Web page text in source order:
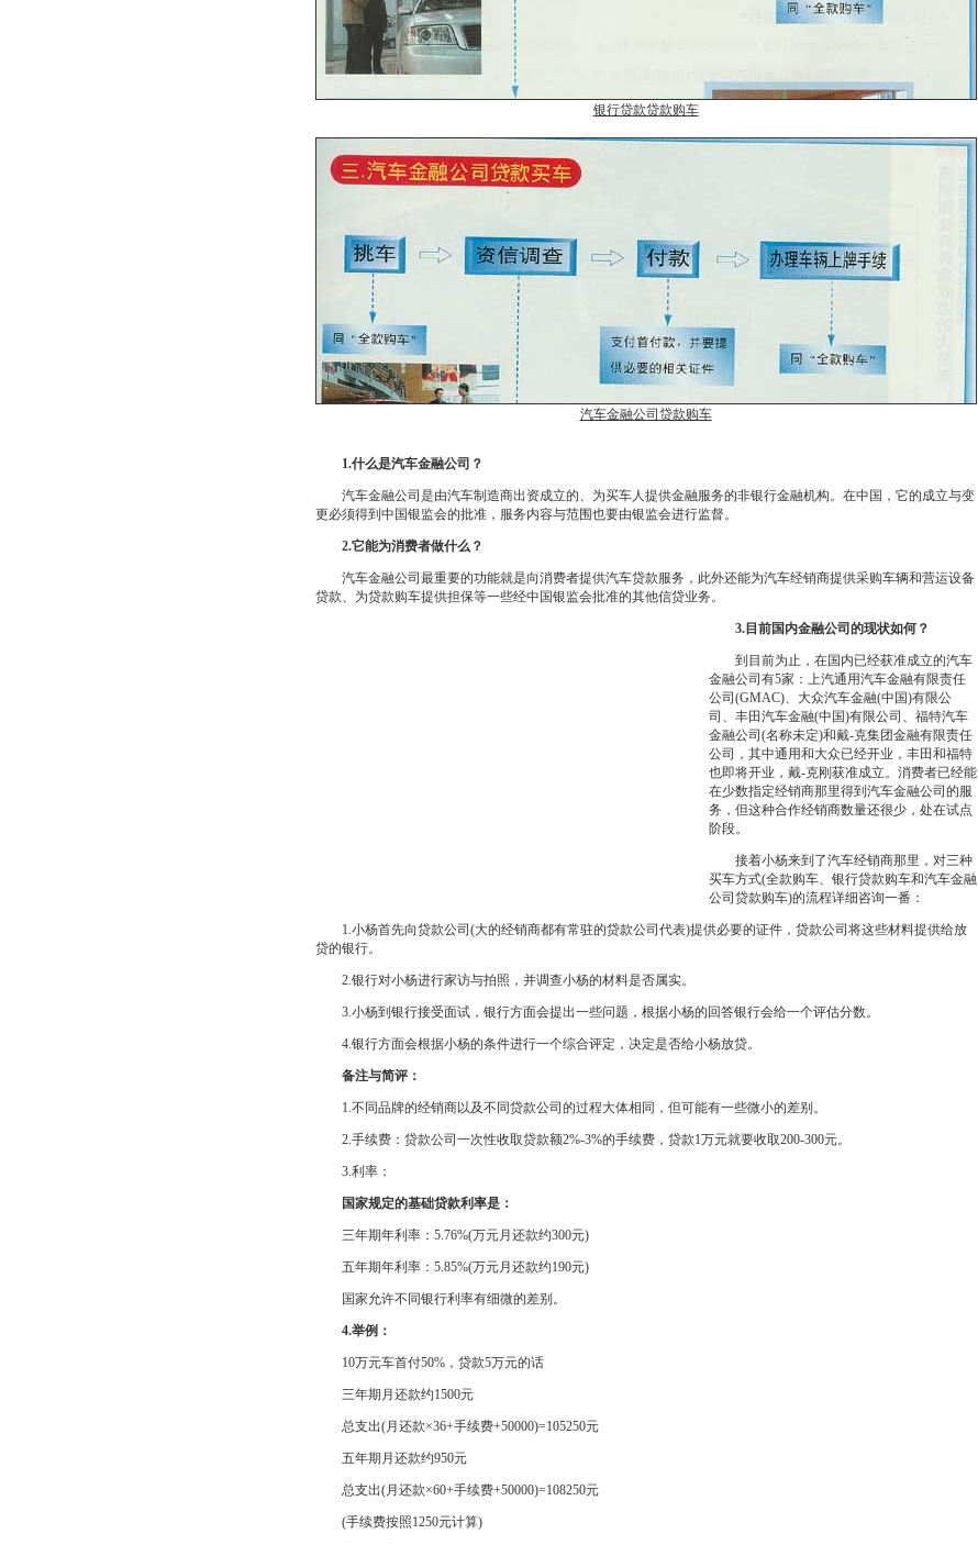
银行贷款贷款购车
汽车金融公司贷款购车
1.什么是汽车金融公司？
汽车金融公司是由汽车制造商出资成立的、为买车人提供金融服务的非银行金融机构。在中国，它的成立与变
更必须得到中国银监会的批准，服务内容与范围也要由银监会进行监督。
2.它能为消费者做什么？
汽车金融公司最重要的功能就是向消费者提供汽车贷款服务，此外还能为汽车经销商提供采购车辆和营运设备
贷款、为贷款购车提供担保等一些经中国银监会批准的其他信贷业务。
3.目前国内金融公司的现状如何？
到目前为止，在国内已经获准成立的汽车
金融公司有5家：上汽通用汽车金融有限责任
公司(GMAC)、大众汽车金融(中国)有限公
司、丰田汽车金融(中国)有限公司、福特汽车
金融公司(名称未定)和戴-克集团金融有限责任
公司，其中通用和大众已经开业，丰田和福特
也即将开业，戴-克刚获准成立。消费者已经能
在少数指定经销商那里得到汽车金融公司的服
务，但这种合作经销商数量还很少，处在试点
阶段。
接着小杨来到了汽车经销商那里，对三种
买车方式(全款购车、银行贷款购车和汽车金融
公司贷款购车)的流程详细咨询一番：
1.小杨首先向贷款公司(大的经销商都有常驻的贷款公司代表)提供必要的证件，贷款公司将这些材料提供给放
贷的银行。
2.银行对小杨进行家访与拍照，并调查小杨的材料是否属实。
3.小杨到银行接受面试，银行方面会提出一些问题，根据小杨的回答银行会给一个评估分数。
4.银行方面会根据小杨的条件进行一个综合评定，决定是否给小杨放贷。
备注与简评：
1.不同品牌的经销商以及不同贷款公司的过程大体相同，但可能有一些微小的差别。
2.手续费：贷款公司一次性收取贷款额2%-3%的手续费，贷款1万元就要收取200-300元。
3.利率：
国家规定的基础贷款利率是：
三年期年利率：5.76%(万元月还款约300元)
五年期年利率：5.85%(万元月还款约190元)
国家允许不同银行利率有细微的差别。
4.举例：
10万元车首付50%，贷款5万元的话
三年期月还款约1500元
总支出(月还款×36+手续费+50000)=105250元
五年期月还款约950元
总支出(月还款×60+手续费+50000)=108250元
(手续费按照1250元计算)